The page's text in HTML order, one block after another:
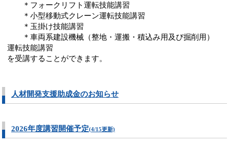
＊フォークリフト運転技能講習
＊小型移動式クレーン運転技能講習
＊玉掛け技能講習
＊車両系建設機械（整地・運搬・積込み用及び掘削用）
運転技能講習
を受講することができます。
人材開発支援助成金のお知らせ
2026年度講習開催予定(4/15更新)